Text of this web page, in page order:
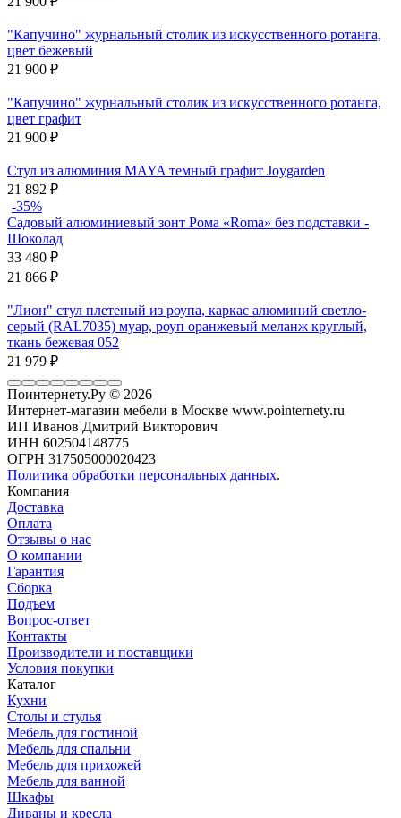
"Капучино" журнальный столик из искусственного ротанга,
цвет бежевый
21 900 ₽
"Капучино" журнальный столик из искусственного ротанга,
цвет графит
21 900 ₽
Стул из алюминия MAYA темный графит Joygarden
21 892 ₽
-35%
Садовый алюминиевый зонт Рома «Roma» без подставки -
Шоколад
33 480 ₽
21 866 ₽
"Лион" стул плетеный из роупа, каркас алюминий светло-
серый (RAL7035) муар, роуп оранжевый меланж круглый,
ткань бежевая 052
21 979 ₽
Поинтернету.Ру © 2026
Интернет-магазин мебели в Москве www.pointernety.ru
ИП Иванов Дмитрий Викторович
ИНН 602504148775
ОГРН 317505000020423
Политика обработки персональных данных.
Компания
Доставка
Оплата
Отзывы о нас
О компании
Гарантия
Сборка
Подъем
Вопрос-ответ
Контакты
Производители и поставщики
Условия покупки
Каталог
Кухни
Столы и стулья
Мебель для гостиной
Мебель для спальни
Мебель для прихожей
Мебель для ванной
Шкафы
Диваны и кресла